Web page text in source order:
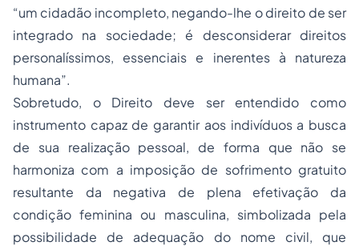
“um cidadão incompleto, negando-lhe o direito de ser
integrado na sociedade; é desconsiderar direitos
personalíssimos, essenciais e inerentes à natureza
humana”.
Sobretudo, o Direito deve ser entendido como
instrumento capaz de garantir aos indivíduos a busca
de sua realização pessoal, de forma que não se
harmoniza com a imposição de sofrimento gratuito
resultante da negativa de plena efetivação da
condição feminina ou masculina, simbolizada pela
possibilidade de adequação do nome civil, que